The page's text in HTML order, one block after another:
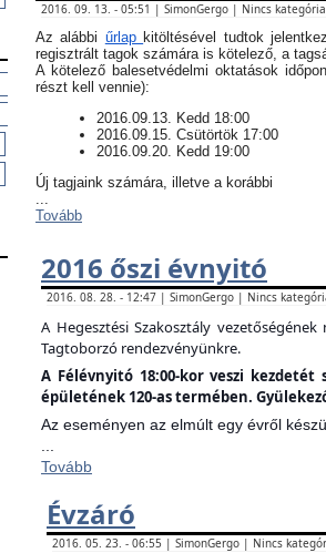
2016. 09. 13. - 05:51 | SimonGergo | Nincs
Az alábbi űrlap kitöltésével tudtok
regisztrált tagok számára is kötelező, a
​A kötelező balesetvédelmi oktatások
részt kell vennie):
​2016.09.13. Kedd 18:00
2016.09.15. Csütörtök 17:00
2016.09.20. Kedd 19:00
Új tagjaink számára, illetve a korábbi
...
Tovább
2016 őszi évnyitó
2016. 08. 28. - 12:47 | SimonGergo | Nincs
A Hegesztési Szakosztály
Tagtoborzó rendezvényünkre.
A Félévnyitó 18:00-kor veszi
épületének 120-as termében.
Az eseményen az elmúlt egy évről
Tovább
Évzáró
2016. 05. 23. - 06:55 | SimonGergo | Nincs